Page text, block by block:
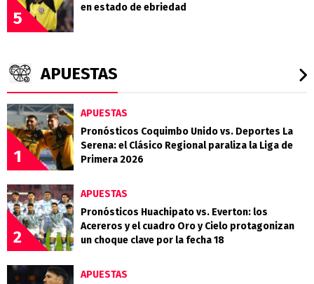
5
en estado de ebriedad
APUESTAS
1
APUESTAS
Pronósticos Coquimbo Unido vs. Deportes La
Serena: el Clásico Regional paraliza la Liga de
Primera 2026
2
APUESTAS
Pronósticos Huachipato vs. Everton: los
Acereros y el cuadro Oro y Cielo protagonizan
un choque clave por la fecha 18
APUESTAS